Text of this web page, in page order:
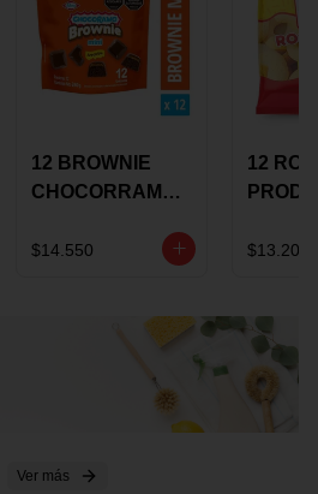
12 BROWNIE
CHOCORRAMO
X 20 GRS
$14.550
12
X 15
$13.200
Ver más